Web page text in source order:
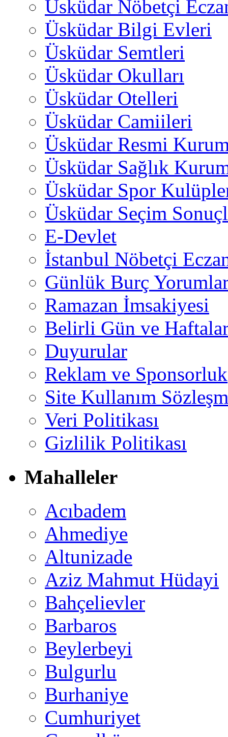
Üsküdar Nöbetçi
Üsküdar Bilgi Evleri
Üsküdar Semtleri
Üsküdar Okulları
Üsküdar Otelleri
Üsküdar Camiileri
Üsküdar Resmi
Üsküdar Sağlık
Üsküdar Spor
Üsküdar Seçim
E-Devlet
İstanbul Nöbetçi
Günlük Burç
Ramazan İmsakiyesi
Belirli Gün ve
Duyurular
Reklam ve Sponsorluk
Site Kullanım
Veri Politikası
Gizlilik Politikası
Mahalleler
Acıbadem
Ahmediye
Altunizade
Aziz Mahmut Hüdayi
Bahçelievler
Barbaros
Beylerbeyi
Bulgurlu
Burhaniye
Cumhuriyet